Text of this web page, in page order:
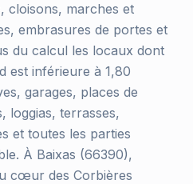
cloisons, marches et
embrasures de portes et
du calcul les locaux dont
est inférieure à 1,80
garages, places de
loggias, terrasses,
et toutes les parties
À Baixas (66390),
cœur des Corbières